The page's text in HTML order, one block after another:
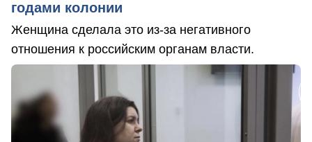
годами колонии
Женщина сделала это из-за негативного
отношения к российским органам власти.